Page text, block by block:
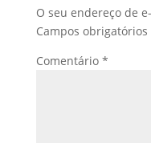
O seu endereço de
Campos
Comentário *